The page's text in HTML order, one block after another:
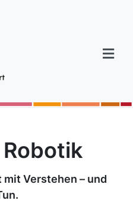
Verstehen – und